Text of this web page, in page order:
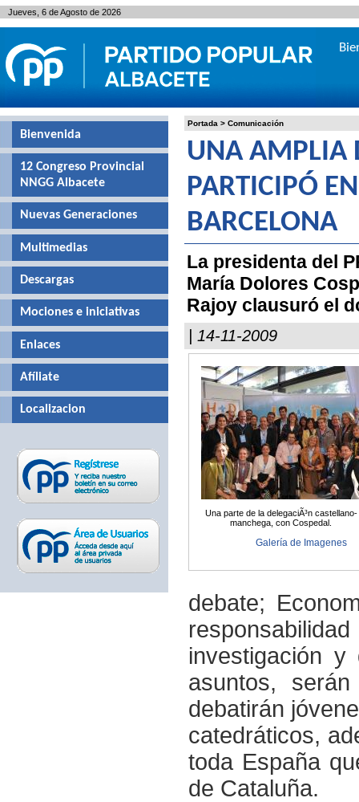
Portada > Comunicación
UNA AMPLIA
PARTICIPÓ
BARCELONA
La presidenta del
María Dolores
Rajoy clausuró el
| 14-11-2009
Una parte de la delegaciÃ³n castellano-
manchega, con Cospedal.
Galería de Imagenes
debate;
investigación
asuntos,
debatirán
catedráticos,
toda España
de Cataluña.
Bienvenida
12 Congreso Provincial
NNGG Albacete
Nuevas Generaciones
Multimedias
Descargas
Mociones e iniciativas
Enlaces
Afíliate
Localizacion
Jueves, 6 de Agosto de 2026